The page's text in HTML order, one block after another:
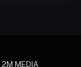
2M MEDIA